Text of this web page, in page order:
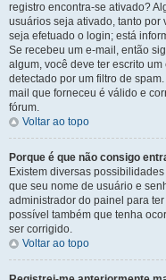
registro encontra-se ativado?
usuários seja ativado, tanto por
seja efetuado o login; está
Se recebeu um e-mail, então
algum, você deve ter escrito
detectado por um filtro de
mail que forneceu é válido e
fórum.
Voltar ao topo
Porque é que não consigo
Existem diversas
que seu nome de usuário e
administrador do painel para
possível também que tenha
ser corrigido.
Voltar ao topo